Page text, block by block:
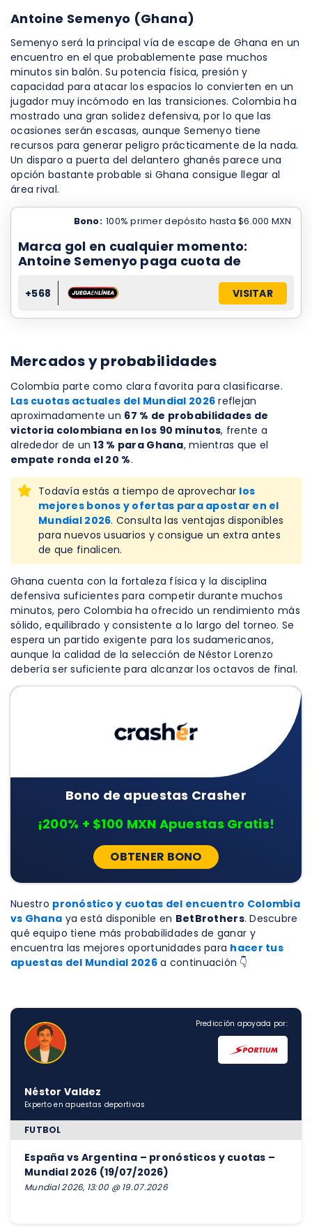
Antoine Semenyo (Ghana)
Semenyo será la principal vía de escape de Ghana en un
encuentro en el que probablemente pase muchos
minutos sin balón. Su potencia física, presión y
capacidad para atacar los espacios lo convierten en un
jugador muy incómodo en las transiciones. Colombia ha
mostrado una gran solidez defensiva, por lo que las
ocasiones serán escasas, aunque Semenyo tiene
recursos para generar peligro prácticamente de la nada.
Un disparo a puerta del delantero ghanés parece una
opción bastante probable si Ghana consigue llegar al
área rival.
Bono: 100% primer depósito hasta $6.000 MXN
Marca gol en cualquier momento:
Antoine Semenyo paga cuota de
+568 VISITAR
Mercados y probabilidades
Colombia parte como clara favorita para clasificarse.
Las cuotas actuales del Mundial 2026 reflejan
aproximadamente un 67 % de probabilidades de
victoria colombiana en los 90 minutos, frente a
alrededor de un13 % para Ghana, mientras que el
empate ronda el 20 %.
Todavía estás a tiempo de aprovechar los
mejores bonos y ofertas para apostar en el
Mundial 2026. Consulta las ventajas disponibles
para nuevos usuarios y consigue un extra antes
de que finalicen.
Ghana cuenta con la fortaleza física y la disciplina
defensiva suficientes para competir durante muchos
minutos, pero Colombia ha ofrecido un rendimiento más
sólido, equilibrado y consistente a lo largo del torneo. Se
espera un partido exigente para los sudamericanos,
aunque la calidad de la selección de Néstor Lorenzo
debería ser suficiente para alcanzar los octavos de final.
Bono de apuestas Crasher
¡200% + $100 MXN Apuestas Gratis!
OBTENER BONO
Nuestro pronóstico y cuotas del encuentro Colombia
vs Ghana ya está disponible en BetBrothers. Descubre
qué equipo tiene más probabilidades de ganar y
encuentra las mejores oportunidades para hacer tus
apuestas del Mundial 2026 a continuación 👇
Predicción apoyada por:
Néstor Valdez
Experto en apuestas deportivas
FUTBOL
España vs Argentina – pronósticos y cuotas –
Mundial 2026 (19/07/2026)
Mundial 2026, 13:00 @ 19.07.2026